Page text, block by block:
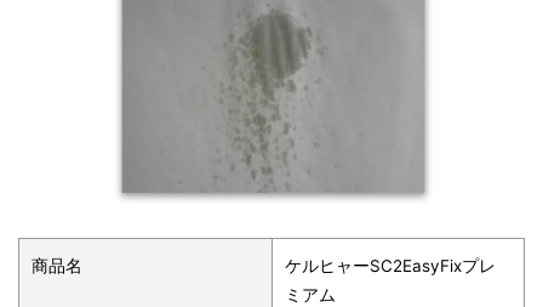
商品名
ケルヒャーSC2EasyFixプレ
ミアム